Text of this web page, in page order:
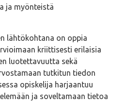
ja myönteistä
lähtökohtana on oppia
kriittisesti erilaisia
luotettavuutta sekä
tutkitun tiedon
opiskelija harjaantuu
ja soveltamaan tietoa